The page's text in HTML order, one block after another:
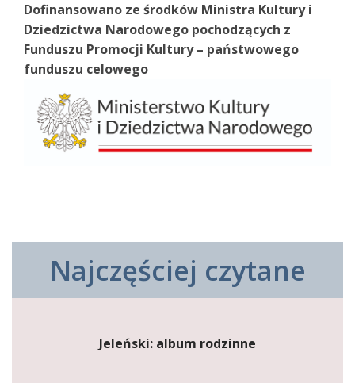
Dofinansowano ze środków Ministra Kultury i
Dziedzictwa Narodowego pochodzących z
Funduszu Promocji Kultury – państwowego
funduszu celowego
Najczęściej czytane
Jeleński: album rodzinne